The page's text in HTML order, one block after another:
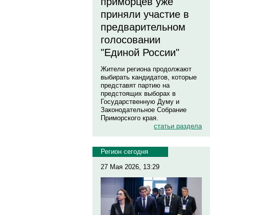
приняли участие в
предварительном
голосовании
"Единой России"
Жители региона продолжают
выбирать кандидатов, которые
представят партию на
предстоящих выборах в
Государственную Думу и
Законодательное Собрание
Приморского края.
статьи раздела
Регион сегодня
27 Мая 2026, 13:29